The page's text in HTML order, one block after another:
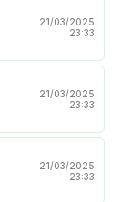
21/03/2025
23:33
21/03/2025
23:33
21/03/2025
23:33